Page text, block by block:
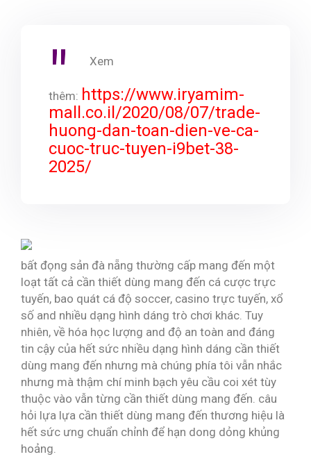
Xem
thêm: https://www.iryamim-
mall.co.il/2020/08/07/trade-
huong-dan-toan-dien-ve-ca-
cuoc-truc-tuyen-i9bet-38-
2025/
bất đọng sản đà nẵng thường cấp mang đến một
loạt tất cả cần thiết dùng mang đến cá cược trực
tuyến, bao quát cá độ soccer, casino trực tuyến, xổ
số and nhiều dạng hình dáng trò chơi khác. Tuy
nhiên, về hóa học lượng and độ an toàn and đáng
tin cậy của hết sức nhiều dạng hình dáng cần thiết
dùng mang đến nhưng mà chúng phía tôi vẫn nhắc
nhưng mà thậm chí minh bạch yêu cầu coi xét tùy
thuộc vào vẫn từng cần thiết dùng mang đến. câu
hỏi lựa lựa cần thiết dùng mang đến thương hiệu là
hết sức ưng chuẩn chỉnh để hạn dong dỏng khủng
hoảng.